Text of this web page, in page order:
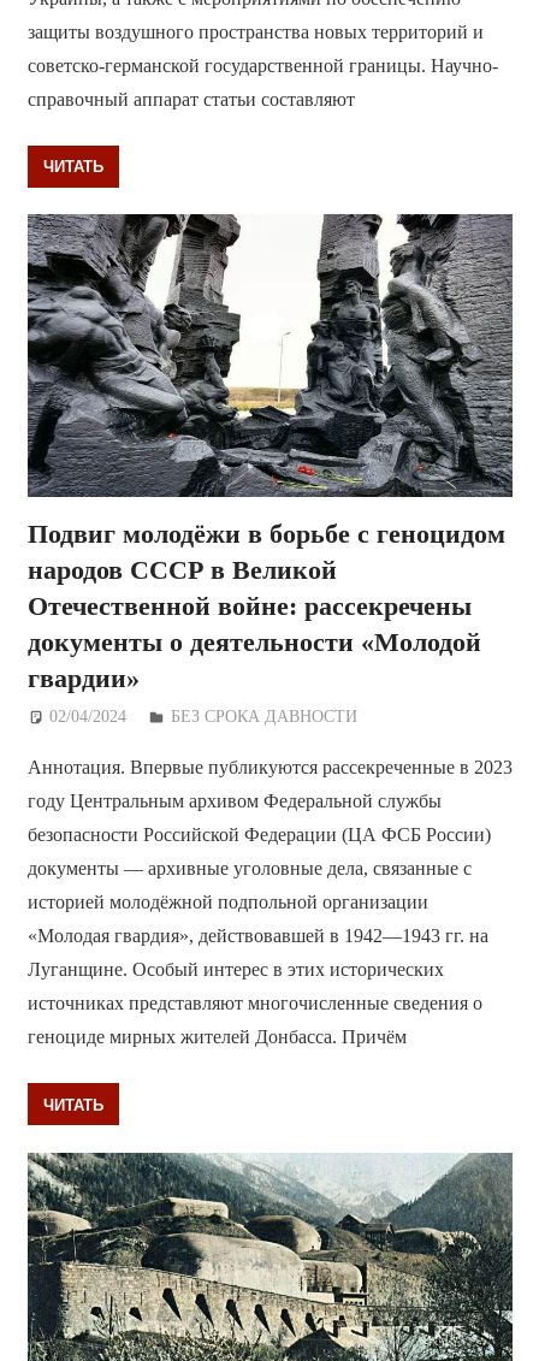
защиты воздушного пространства новых территорий и
советско-германской государственной границы. Научно-
справочный аппарат статьи составляют
ЧИТАТЬ
Подвиг молодёжи в борьбе с геноцидом
народов СССР в Великой
Отечественной войне: рассекречены
документы о деятельности «Молодой
гвардии»
02/04/2024 Дежурный по Редакции
БЕЗ СРОКА ДАВНОСТИ
Аннотация. Впервые публикуются рассекреченные в 2023
году Центральным архивом Федеральной службы
безопасности Российской Федерации (ЦА ФСБ России)
документы — архивные уголовные дела, связанные с
историей молодёжной подпольной организации
«Молодая гвардия», действовавшей в 1942—1943 гг. на
Луганщине. Особый интерес в этих исторических
источниках представляют многочисленные сведения о
геноциде мирных жителей Донбасса. Причём
ЧИТАТЬ